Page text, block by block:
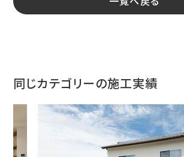
同じカテゴリーの施工実績